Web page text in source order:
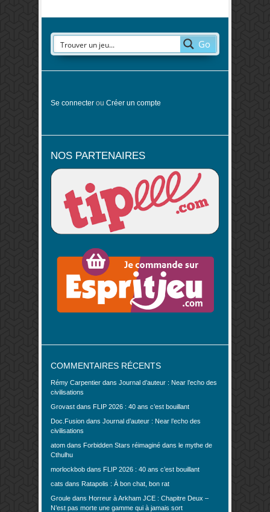
Go
Se connecter ou Créer un compte
NOS PARTENAIRES
COMMENTAIRES RÉCENTS
Rémy Carpentier dans Journal d’auteur : Near l’echo des
civilisations
Grovast dans FLIP 2026 : 40 ans c’est bouillant
Doc.Fusion dans Journal d’auteur : Near l’echo des
civilisations
atom dans Forbidden Stars réimaginé dans le mythe de
Cthulhu
morlockbob dans FLIP 2026 : 40 ans c’est bouillant
cats dans Ratapolis : À bon chat, bon rat
Groule dans Horreur à Arkham JCE : Chapitre Deux –
N’est pas morte une gamme qui à jamais sort